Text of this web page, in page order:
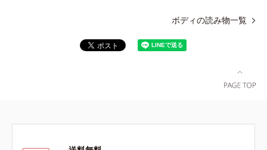
ボディの読み物一覧